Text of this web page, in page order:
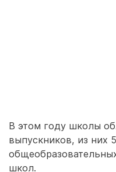
В этом году школы
выпускников, из них
школ.